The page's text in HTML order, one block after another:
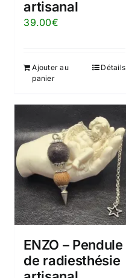
artisanal
39.00€
Ajouter au
panier
Détails
ENZO – Pendule
de radiesthésie